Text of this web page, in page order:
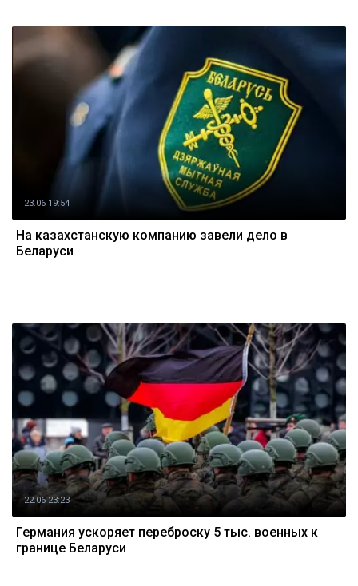
23.06 19:54
На казахстанскую компанию завели дело в
Беларуси
22.06 23:23
Германия ускоряет переброску 5 тыс. военных к
границе Беларуси